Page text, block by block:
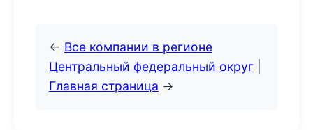
← Все компании в регионе
Центральный федеральный округ
Главная страница →